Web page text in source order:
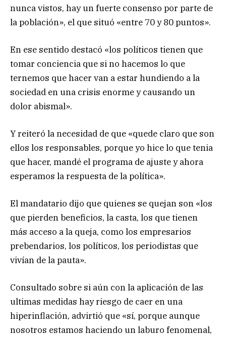
nunca vistos, hay un fuerte consenso por parte de
la población», el que situó «entre 70 y 80 puntos».
En ese sentido destacó «los políticos tienen que
tomar conciencia que si no hacemos lo que
ternemos que hacer van a estar hundiendo a la
sociedad en una crisis enorme y causando un
dolor abismal».
Y reiteró la necesidad de que «quede claro que son
ellos los responsables, porque yo hice lo que tenia
que hacer, mandé el programa de ajuste y ahora
esperamos la respuesta de la política».
El mandatario dijo que quienes se quejan son «los
que pierden beneficios, la casta, los que tienen
más acceso a la queja, como los empresarios
prebendarios, los políticos, los periodistas que
vivían de la pauta».
Consultado sobre si aún con la aplicación de las
ultimas medidas hay riesgo de caer en una
hiperinflación, advirtió que «sí, porque aunque
nosotros estamos haciendo un laburo fenomenal,